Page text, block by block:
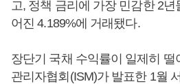
고, 정책 금리에 가장 민감한 2년
어진 4.189%에 거래됐다.
장단기 국채 수익률이 일제히
관리자협회(ISM)가 발표한 1월